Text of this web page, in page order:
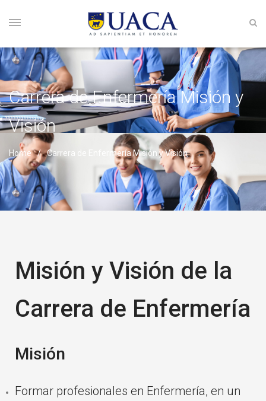
Carrera de Enfermería Misión y
Visión
Home Carrera de Enfermería Misión y Visión
Misión y Visión de la
Carrera de Enfermería
Misión
Formar profesionales en Enfermería, en un